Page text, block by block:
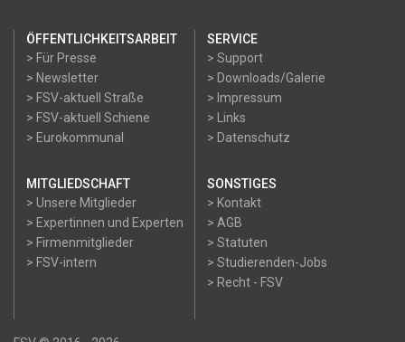
ÖFFENTLICHKEITSARBEIT
> Für Presse
> Newsletter
> FSV-aktuell Straße
> FSV-aktuell Schiene
> Eurokommunal
SERVICE
> Support
> Downloads/Galerie
> Impressum
> Links
> Datenschutz
MITGLIEDSCHAFT
> Unsere Mitglieder
> Expertinnen und Experten
> Firmenmitglieder
> FSV-intern
SONSTIGES
> Kontakt
> AGB
> Statuten
> Studierenden-Jobs
> Recht - FSV